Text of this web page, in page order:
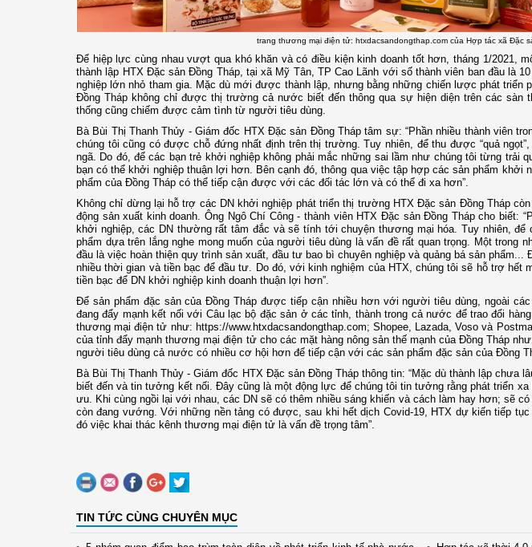
trang thương mại điện tử: htxdacsandongthap.com của Hợp tác xã Đặc
Để hiệp lực cùng nhau vượt qua khó khăn và có điều kiện kinh doanh tốt hơn, tháng 1/2021,
thành lập HTX Đặc sản Đồng Tháp, tại xã Mỹ Tân, TP Cao Lãnh với số thành viên ban đầu là
nghiệp lớn nhỏ tham gia. Mặc dù mới được thành lập, nhưng bằng những chiến lược phát triển
Đồng Tháp không chỉ được thị trường cả nước biết đến thông qua sự hiện diện trên các sàn
thống cũng chiếm được cảm tình từ người tiêu dùng.
Bà Bùi Thị Thanh Thủy - Giám đốc HTX Đặc sản Đồng Tháp tâm sự: “Phần nhiều thành viên
chúng tôi cũng có được chỗ đứng nhất định trên thị trường. Tuy nhiên, để thu được “quả
ngã. Do đó, để các bạn trẻ khởi nghiệp không phải mắc những sai lầm như chúng tôi từng trải
bạn có thể khởi nghiệp thuận lợi hơn. Bên cạnh đó, thông qua việc tập hợp các sản phẩm khởi
phẩm của Đồng Tháp có thể tiếp cận được với các đối tác lớn và có thể đi xa hơn”.
Không chỉ dừng lại hỗ trợ các DN khởi nghiệp phát triển thị trường HTX Đặc sản Đồng Tháp
động sản xuất kinh doanh. Ông Ngô Chí Công - thành viên HTX Đặc sản Đồng Tháp cho biết:
khởi nghiệp, các DN thường rất tâm đắc và sẽ tính tới chuyện thương mại hóa. Tuy nhiên, để
phẩm dựa trên lắng nghe mong muốn của người tiêu dùng là vấn đề rất quan trọng. Một trong
đầu là việc hoàn thiện quy trình sản xuất, đầu tư bao bì chuyên nghiệp và quảng bá sản
nhiều thời gian và tiền bạc để đầu tư. Do đó, với kinh nghiệm của HTX, chúng tôi sẽ hỗ trợ hết
tiền bạc để DN khởi nghiệp kinh doanh thuận lợi hơn”.
Để sản phẩm đặc sản của Đồng Tháp được tiếp cận nhiều hơn với người tiêu dùng, ngoài
đang đẩy mạnh kết nối với Câu lạc bộ đặc sản ở các tỉnh, thành trong cả nước để trao đổi
thương mại điện tử như: https://www.htxdacsandongthap.com; Shopee, Lazada, Voso và
của tỉnh đẩy mạnh thương mại điện tử cho các mặt hàng nông sản thế mạnh của Đồng Tháp
người tiêu dùng cả nước có nhiều cơ hội hơn để tiếp cận với các sản phẩm đặc sản của Đồng
Bà Bùi Thị Thanh Thủy - Giám đốc HTX Đặc sản Đồng Tháp thông tin: “Mặc dù thành lập chưa
biết đến và tin tưởng kết nối. Đây cũng là một động lực để chúng tôi tin tưởng rằng phát triển
ưu. Khi cùng ngồi lại với nhau, các DN sẽ có thêm nhiều sáng khiến và cách làm hay hơn; sẽ
còn đang vướng. Với những nền tảng có được, sau khi hết dịch Covid-19, HTX dự kiến tiếp
đó việc khai thác kênh thương mại điện tử là vấn đề trọng tâm”.
TIN TỨC CÙNG CHUYÊN MỤC